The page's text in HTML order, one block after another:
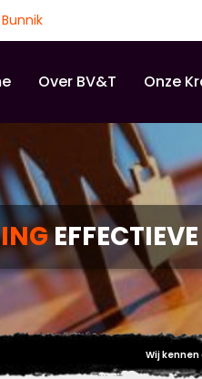
Bunnik
Over BV&T Onze
Wij kennen